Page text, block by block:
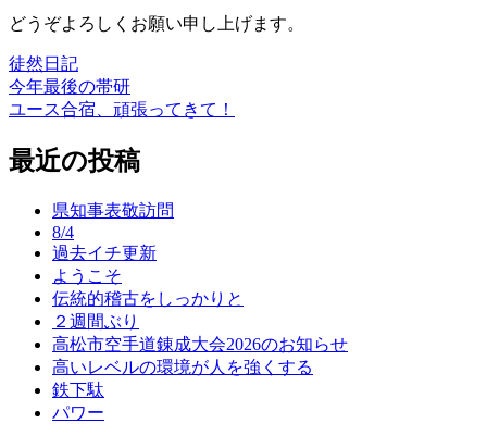
どうぞよろしくお願い申し上げます。
徒然日記
投
稿
ナ
今年最後の帯研
ユース合宿、頑張ってきて！
最近の投稿
県知事表敬訪問
8/4
過去イチ更新
ようこそ
伝統的稽古をしっかりと
２週間ぶり
高松市空手道錬成大会2026のお知らせ
高いレベルの環境が人を強くする
鉄下駄
パワー